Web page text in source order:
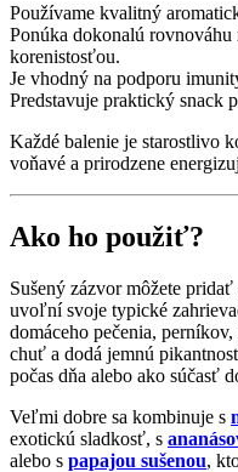
Používame kvalitný
Ponúka dokonalú
korenistosťou.
Je vhodný na podporu
Predstavuje praktický snack
Každé balenie je starostlivo
voňavé a prirodzene
Ako ho použiť?
Sušený zázvor môžete
uvoľní svoje typické
domáceho pečenia,
chuť a dodá jemnú
počas dňa alebo ako súčasť
Veľmi dobre sa kombinuje s
exotickú sladkosť, s
alebo s papajou sušenou,